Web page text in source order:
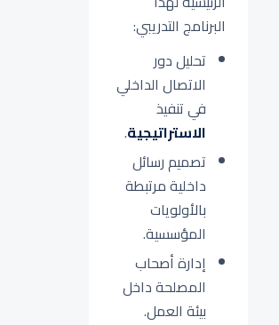
البرنامج التدريبي:
تحليل دور
الاتصال الداخلي
في تنفيذ
الاستراتيجية.
تصميم رسائل
داخلية مرتبطة
بالأولويات
المؤسسية.
إدارة أصحاب
المصلحة داخل
بيئة العمل.